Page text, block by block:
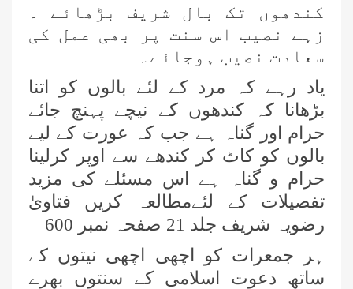
کندھوں تک بال شریف بڑھائے ۔
زہے نصیب اس سنت پر بھی عمل کی
سعادت نصیب ہوجائے۔
یاد رہے کہ مرد کے لئے بالوں کو اتنا
بڑھانا کہ کندھوں کے نیچے پہنچ جائے
حرام اور گناہ ہے جب کہ عورت کے لیے
بالوں کو کاٹ کر کندھے سے اوپر کرلینا
حرام و گناہ ہے اس مسئلے کی مزید
تفصیلات کے لئےمطالعہ کریں فتاویٰ
رضویہ شریف جلد 21 صفحہ نمبر 600
ہر جمعرات کو اچھی اچھی نیتوں کے
ساتھ دعوت اسلامی کے سنتوں بھرے